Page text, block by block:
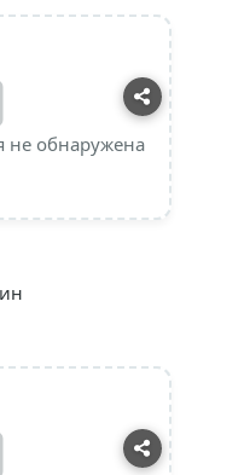
не обнаружена